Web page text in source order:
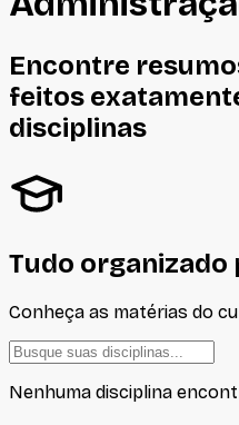
Encontre
feitos
disciplinas
Tudo organizado
Conheça as matérias do
Nenhuma disciplina